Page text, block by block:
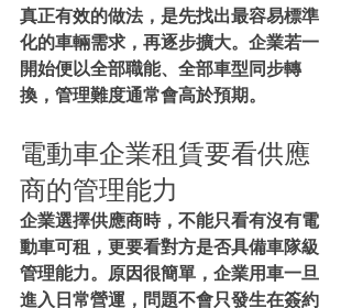
真正有效的做法，是先找出最容易標準
化的車輛需求，再逐步擴大。企業若一
開始便以全部職能、全部車型同步轉
換，管理難度通常會高於預期。
電動車企業租賃要看供應
商的管理能力
企業選擇供應商時，不能只看有沒有電
動車可租，更要看對方是否具備車隊級
管理能力。原因很簡單，企業用車一旦
進入日常營運，問題不會只發生在簽約